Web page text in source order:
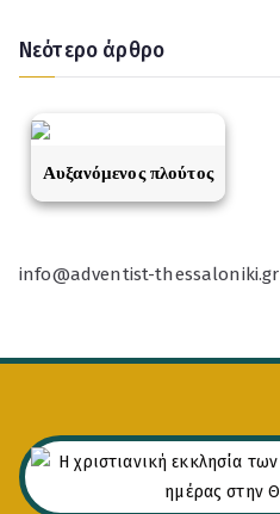
Νεότερο άρθρο
Αυξανόμενος πλούτος
info@adventist-thessaloniki.gr